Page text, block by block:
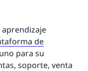
de
para su
soporte, venta